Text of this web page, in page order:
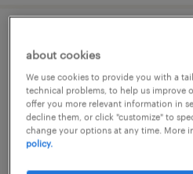
新潟県新潟市中央区, 新
permanent
¥200,000 per month
about cookies
We use cookies to provide you with a
technical problems, to help us improve
offer you more relevant information in
decline them, or click "customize" to
change your options at any time. More
policy.